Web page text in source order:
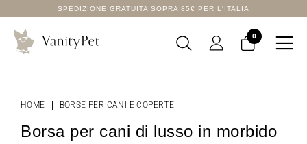
SPEDIZIONE GRATUITA SOPRA 85€ PER L'ITALIA
0 
HOME BORSE PER CANI E COPERTE
Borsa per cani di lusso in morbido